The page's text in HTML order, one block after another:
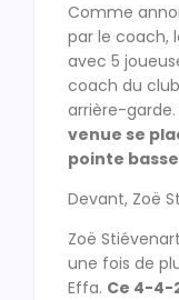
Comme
par le coach,
avec 5
coach du
arrière-garde.
venue se
pointe
Devant, Zoë
Zoë
une fois de
Effa. Ce 4-4-